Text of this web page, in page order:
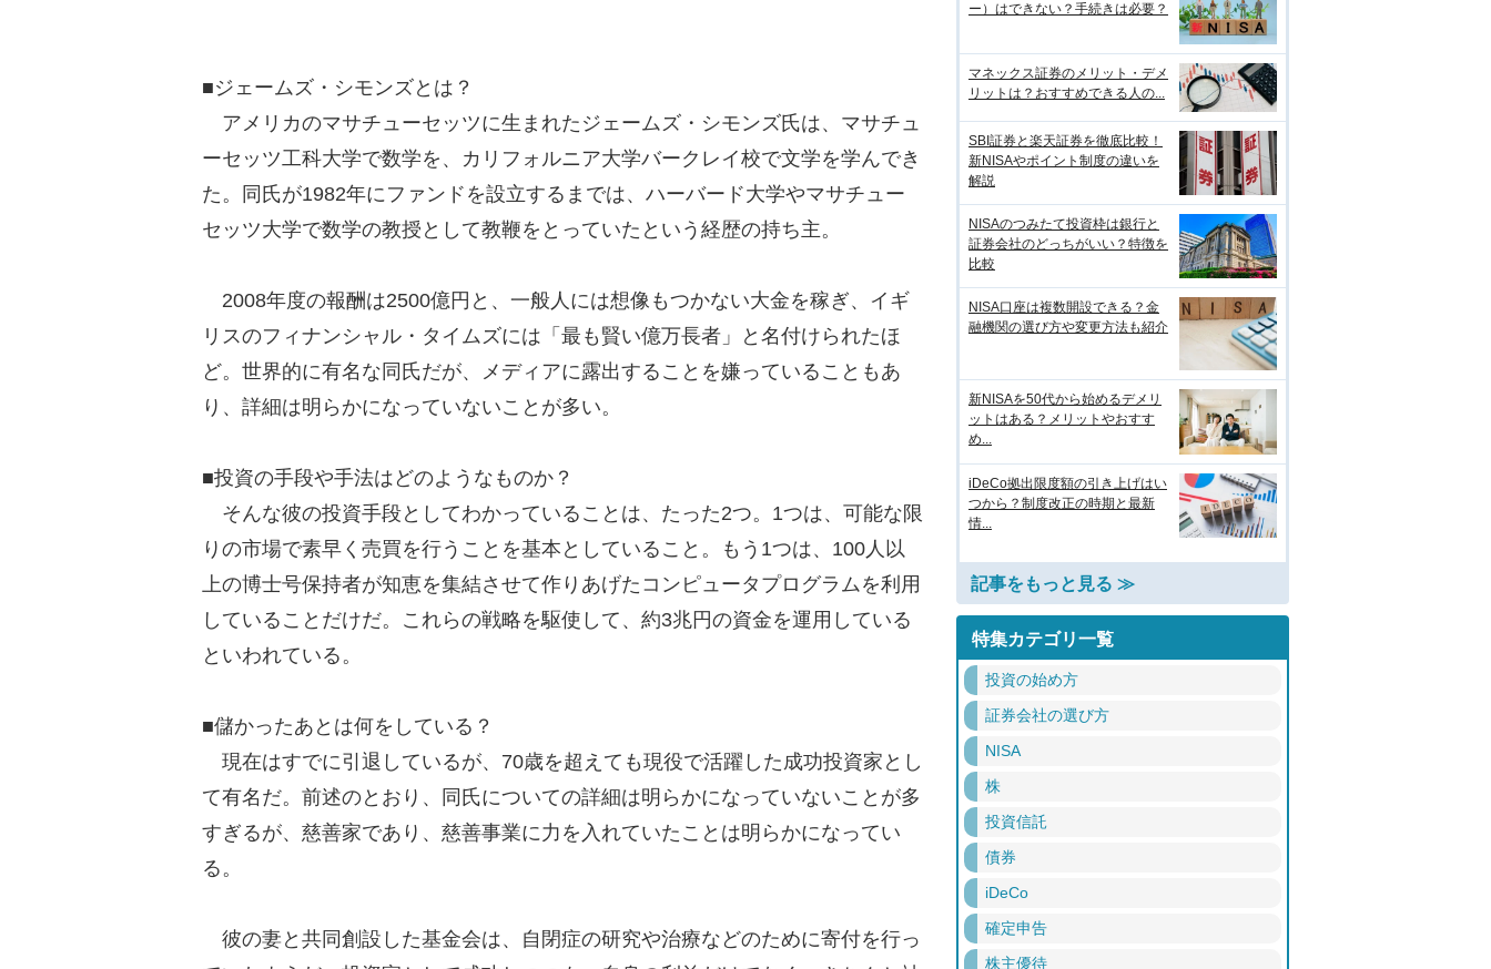
■ジェームズ・シモンズとは？
アメリカのマサチューセッツに生まれたジェームズ・シモンズ氏は、マサチュ
ーセッツ工科大学で数学を、カリフォルニア大学バークレイ校で文学を学んでき
た。同氏が1982年にファンドを設立するまでは、ハーバード大学やマサチュー
セッツ大学で数学の教授として教鞭をとっていたという経歴の持ち主。
2008年度の報酬は2500億円と、一般人には想像もつかない大金を稼ぎ、イギ
リスのフィナンシャル・タイムズには「最も賢い億万長者」と名付けられたほ
ど。世界的に有名な同氏だが、メディアに露出することを嫌っていることもあ
り、詳細は明らかになっていないことが多い。
■投資の手段や手法はどのようなものか？
そんな彼の投資手段としてわかっていることは、たった2つ。1つは、可能な限
りの市場で素早く売買を行うことを基本としていること。もう1つは、100人以
上の博士号保持者が知恵を集結させて作りあげたコンピュータプログラムを利用
していることだけだ。これらの戦略を駆使して、約3兆円の資金を運用している
といわれている。
■儲かったあとは何をしている？
現在はすでに引退しているが、70歳を超えても現役で活躍した成功投資家とし
て有名だ。前述のとおり、同氏についての詳細は明らかになっていないことが多
すぎるが、慈善家であり、慈善事業に力を入れていたことは明らかになってい
る。
彼の妻と共同創設した基金会は、自閉症の研究や治療などのために寄付を行っ
ー）はできない？手続きは必要？
マネックス証券のメリット・デメ
リットは？おすすめできる人の...
SBI証券と楽天証券を徹底比較！
新NISAやポイント制度の違いを
解説
NISAのつみたて投資枠は銀行と
証券会社のどっちがいい？特徴を
比較
NISA口座は複数開設できる？金
融機関の選び方や変更方法も紹介
新NISAを50代から始めるデメリ
ットはある？メリットやおすす
め...
iDeCo拠出限度額の引き上げはい
つから？制度改正の時期と最新
情...
記事をもっと見る ≫
特集カテゴリ一覧
投資の始め方
証券会社の選び方
NISA
株
投資信託
債券
iDeCo
確定申告
株主優待